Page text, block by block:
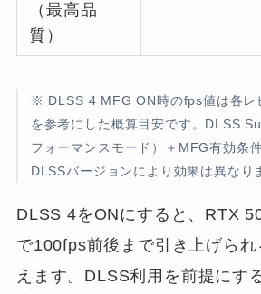
（最高品
質）
※ DLSS 4 MFG ON時のfps値は各レ
を参考にした概算目安です。DLSS
フォーマンスモード）＋MFG有効条
DLSSバージョンにより効果は異なり
DLSS 4をONにすると、RTX
で100fps前後まで引き上げられ
えます。DLSS利用を前提にす